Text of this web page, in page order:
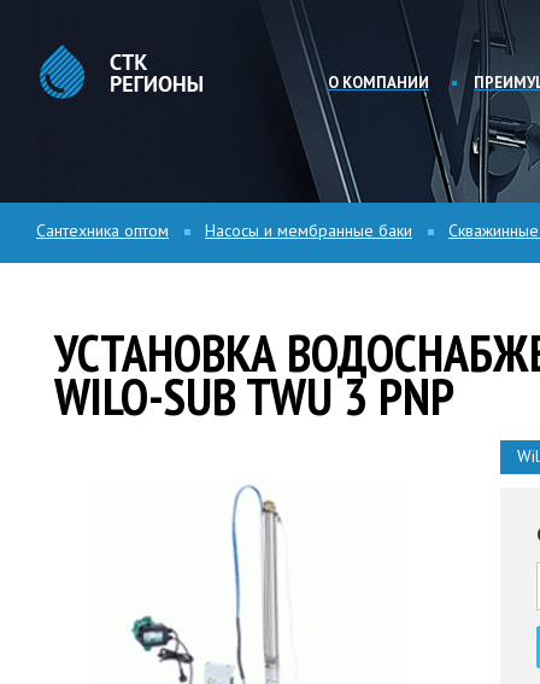
О КОМПАНИИ
Сантехника оптом Насосы и мембранные баки
УСТАНОВКА
WILO-SUB TWU 3 PNP